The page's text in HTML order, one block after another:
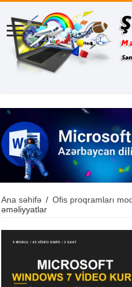
Ana səhifə / Ofis proqramları
əməliyyatlar